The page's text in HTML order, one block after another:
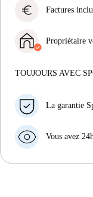
obtiens
euro Factures
incluses,
expérience de
Propriétaire
Plus
TOUJOURS AVEC
La garantie
préavis, nous
soit (B) vous
Vous avez